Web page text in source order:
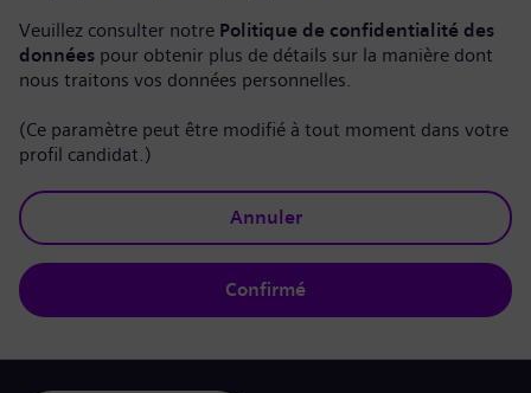
Veuillez consulter notre Politique de confidentialité des
données pour obtenir plus de détails sur la manière dont
nous traitons vos données personnelles.
(Ce paramètre peut être modifié à tout moment dans votre
profil candidat.)
Annuler
Confirmé